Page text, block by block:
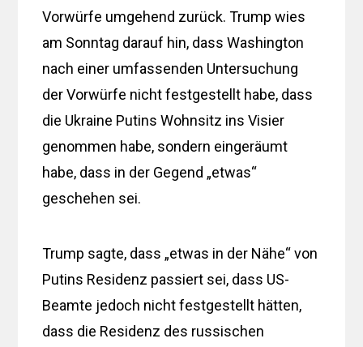
Vorwürfe umgehend zurück. Trump wies
am Sonntag darauf hin, dass Washington
nach einer umfassenden Untersuchung
der Vorwürfe nicht festgestellt habe, dass
die Ukraine Putins Wohnsitz ins Visier
genommen habe, sondern eingeräumt
habe, dass in der Gegend „etwas“
geschehen sei.
Trump sagte, dass „etwas in der Nähe“ von
Putins Residenz passiert sei, dass US-
Beamte jedoch nicht festgestellt hätten,
dass die Residenz des russischen